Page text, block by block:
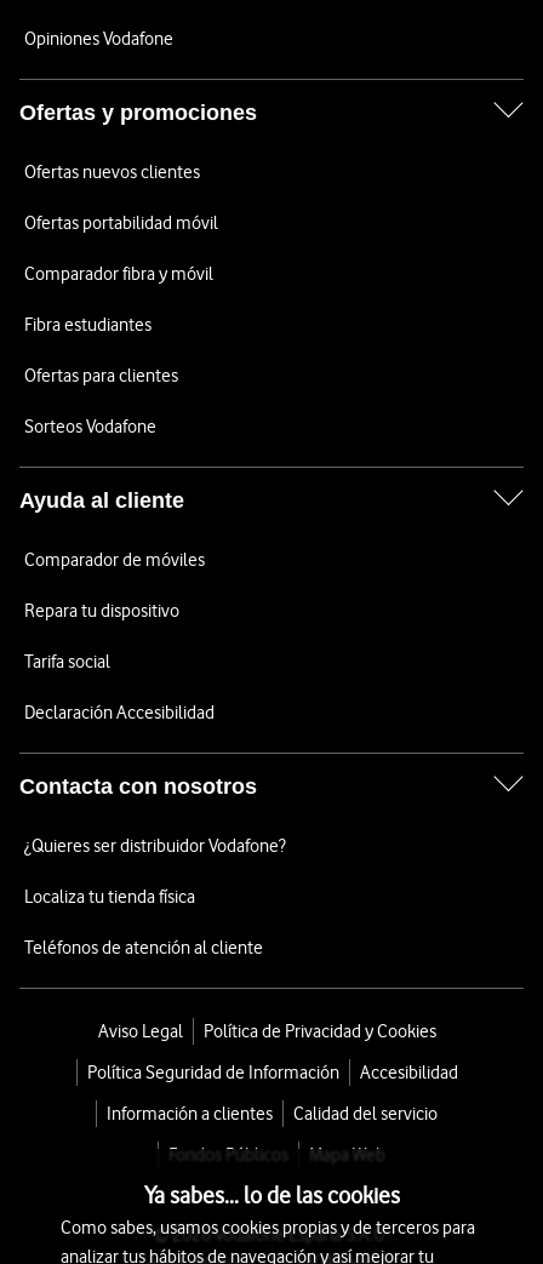
Opiniones Vodafone
Ofertas y promociones
Ofertas nuevos clientes
Ofertas portabilidad móvil
Comparador fibra y móvil
Fibra estudiantes
Ofertas para clientes
Sorteos Vodafone
Ayuda al cliente
Comparador de móviles
Repara tu dispositivo
Tarifa social
Declaración Accesibilidad
Contacta con nosotros
¿Quieres ser distribuidor Vodafone?
Localiza tu tienda física
Teléfonos de atención al cliente
Aviso Legal
Política de Privacidad y Cookies
Política Seguridad de Información
Accesibilidad
Información a clientes
Calidad del servicio
Fondos Públicos
Mapa Web
© 2026 Vodafone España S.A.U.
Ya sabes... lo de las cookies
Como sabes, usamos cookies propias y de terceros para
analizar tus hábitos de navegación y así mejorar tu